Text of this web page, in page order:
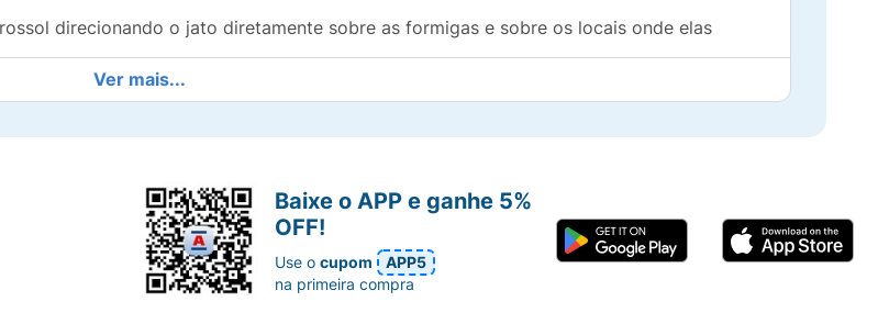
direcionando o jato diretamente sobre as formigas e sobre os locais onde elas
Ver mais...
Baixe o APP e ganhe 5%
OFF!
Use ocupom
APP5
na primeira compra